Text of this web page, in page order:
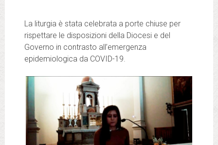
La liturgia è stata celebrata a porte chiuse per
rispettare le disposizioni della Diocesi e del
Governo in contrasto all’emergenza
epidemiologica da COVID-19.